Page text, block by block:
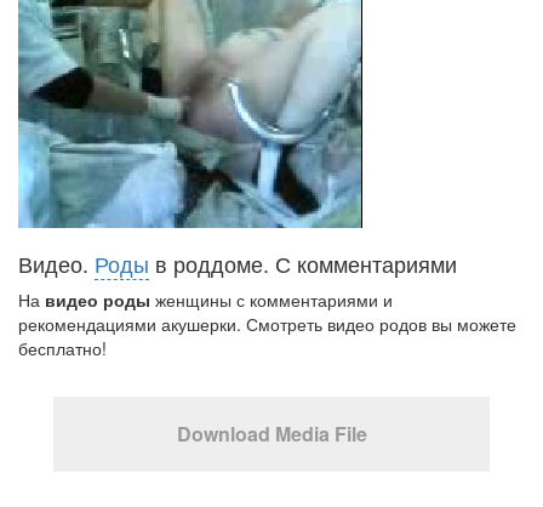
Видео. Роды в роддоме. С комментариями
На видео роды женщины с комментариями и
рекомендациями акушерки. Смотреть видео родов вы можете
бесплатно!
Download Media File